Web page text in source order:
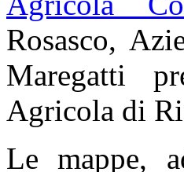
Rosasco,
Maregatti
Agricola di
Le mappe,